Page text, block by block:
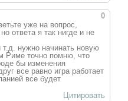
0
уже на вопрос,
ответа я так нигде и не
т.д. нужно начинать новую
Риме точно помню, что
бы изменения
все равно игра работает
все будет
Цитировать